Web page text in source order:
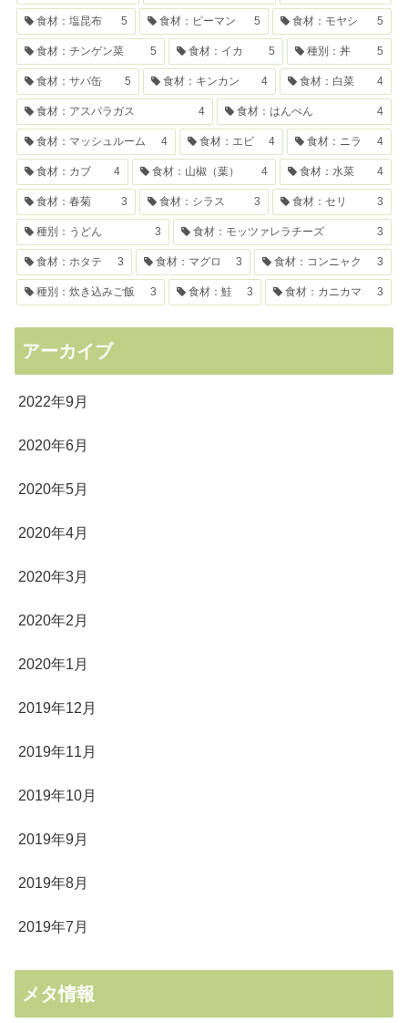
食材：塩昆布 5 食材：ピーマン 5 食材：モヤシ 5
食材：チンゲン菜 5 食材：イカ 5 種別：丼 5
食材：サバ缶 5 食材：キンカン 4 食材：白菜 4
食材：アスパラガス 4 食材：はんぺん 4
食材：マッシュルーム 4 食材：エビ 4 食材：ニラ 4
食材：カブ 4 食材：山椒（葉） 4 食材：水菜 4
食材：春菊 3 食材：シラス 3 食材：セリ 3
種別：うどん 3 食材：モッツァレラチーズ 3
食材：ホタテ 3 食材：マグロ 3 食材：コンニャク 3
種別：炊き込みご飯 3 食材：鮭 3 食材：カニカマ 3
アーカイブ
2022年9月
2020年6月
2020年5月
2020年4月
2020年3月
2020年2月
2020年1月
2019年12月
2019年11月
2019年10月
2019年9月
2019年8月
2019年7月
メタ情報